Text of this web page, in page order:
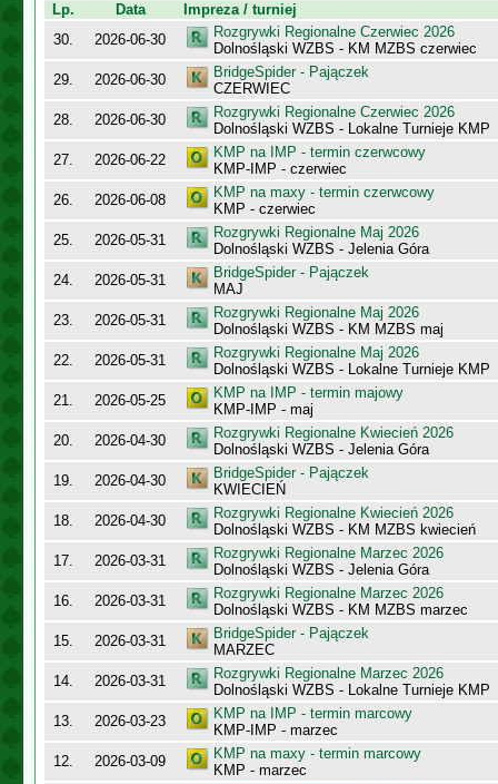
Lp. Data
Impreza / turniej
30.
2026-06-30
Rozgrywki Regionalne Czerwiec 2026
Dolnośląski WZBS - KM MZBS czerwiec
29.
2026-06-30
BridgeSpider - Pajączek
CZERWIEC
28.
2026-06-30
Rozgrywki Regionalne Czerwiec 2026
Dolnośląski WZBS - Lokalne Turnieje KMP
27.
2026-06-22
KMP na IMP - termin czerwcowy
KMP-IMP - czerwiec
26.
2026-06-08
KMP na maxy - termin czerwcowy
KMP - czerwiec
25.
2026-05-31
Rozgrywki Regionalne Maj 2026
Dolnośląski WZBS - Jelenia Góra
24.
2026-05-31
BridgeSpider - Pajączek
MAJ
23.
2026-05-31
Rozgrywki Regionalne Maj 2026
Dolnośląski WZBS - KM MZBS maj
22.
2026-05-31
Rozgrywki Regionalne Maj 2026
Dolnośląski WZBS - Lokalne Turnieje KMP
21.
2026-05-25
KMP na IMP - termin majowy
KMP-IMP - maj
20.
2026-04-30
Rozgrywki Regionalne Kwiecień 2026
Dolnośląski WZBS - Jelenia Góra
19.
2026-04-30
BridgeSpider - Pajączek
KWIECIEŃ
18.
2026-04-30
Rozgrywki Regionalne Kwiecień 2026
Dolnośląski WZBS - KM MZBS kwiecień
17.
2026-03-31
Rozgrywki Regionalne Marzec 2026
Dolnośląski WZBS - Jelenia Góra
16.
2026-03-31
Rozgrywki Regionalne Marzec 2026
Dolnośląski WZBS - KM MZBS marzec
15.
2026-03-31
BridgeSpider - Pajączek
MARZEC
14.
2026-03-31
Rozgrywki Regionalne Marzec 2026
Dolnośląski WZBS - Lokalne Turnieje KMP
13.
2026-03-23
KMP na IMP - termin marcowy
KMP-IMP - marzec
12.
2026-03-09
KMP na maxy - termin marcowy
KMP - marzec